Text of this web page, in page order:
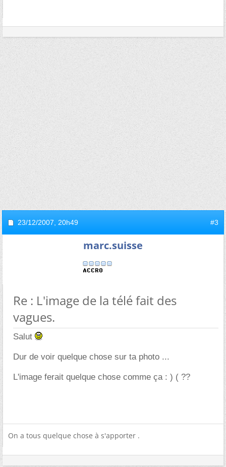
23/12/2007, 20h49 #3
marc.suisse
Re : L'image de la télé fait des
vagues.
Salut
Dur de voir quelque chose sur ta photo ...
L'image ferait quelque chose comme ça : ) ( ??
On a tous quelque chose à s'apporter .